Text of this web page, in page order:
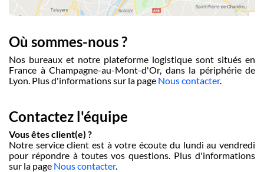
Où sommes-nous ?
Nos bureaux et notre plateforme logistique sont situés en
France à Champagne-au-Mont-d'Or, dans la périphérie de
Lyon. Plus d'informations sur la page Nous contacter.
Contactez l'équipe
Vous êtes client(e) ?
Notre service client est à votre écoute du lundi au vendredi
pour répondre à toutes vos questions. Plus d'informations
sur la page Nous contacter.